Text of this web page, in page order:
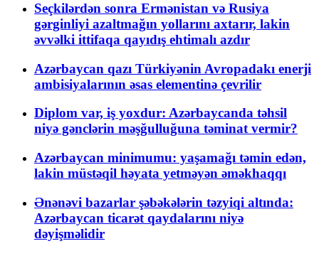
Seçkilərdən sonra Ermənistan və Rusiya
gərginliyi azaltmağın yollarını axtarır, lakin
əvvəlki ittifaqa qayıdış ehtimalı azdır
Azərbaycan qazı Türkiyənin Avropadakı enerji
ambisiyalarının əsas elementinə çevrilir
Diplom var, iş yoxdur: Azərbaycanda təhsil
niyə gənclərin məşğulluğuna təminat vermir?
Azərbaycan minimumu: yaşamağı təmin edən,
lakin müstəqil həyata yetməyən əməkhaqqı
Ənənəvi bazarlar şəbəkələrin təzyiqi altında:
Azərbaycan ticarət qaydalarını niyə
dəyişməlidir